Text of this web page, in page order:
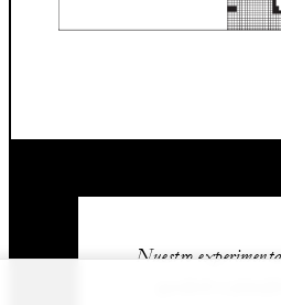
Nuestro